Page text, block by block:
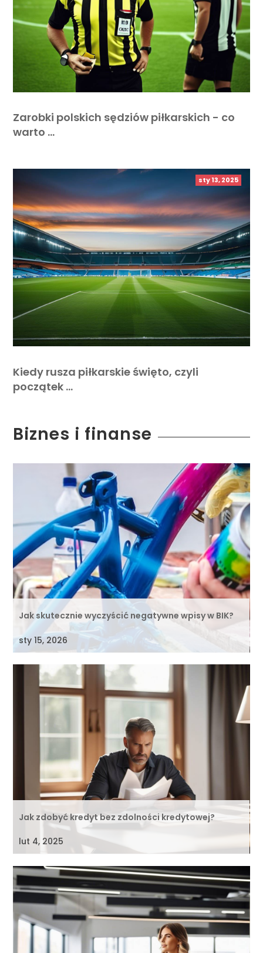
Zarobki polskich sędziów piłkarskich - co
warto …
sty 13, 2025
Kiedy rusza piłkarskie święto, czyli
początek …
Biznes i finanse
Jak skutecznie wyczyścić negatywne wpisy w BIK?
sty 15, 2026
Jak zdobyć kredyt bez zdolności kredytowej?
lut 4, 2025